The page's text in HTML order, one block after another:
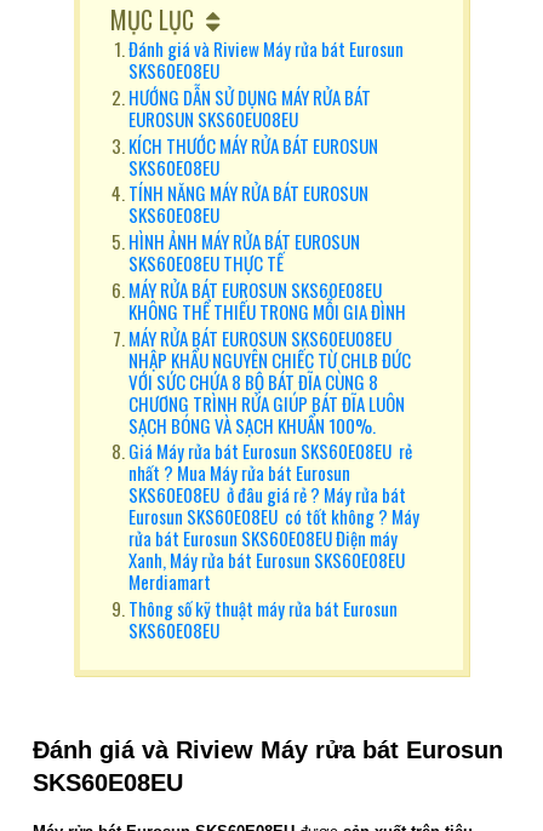
MỤC LỤC
Đánh giá và Riview Máy rửa bát Eurosun
SKS60E08EU
HƯỚNG DẪN SỬ DỤNG MÁY RỬA BÁT
EUROSUN SKS60EU08EU
KÍCH THƯỚC MÁY RỬA BÁT EUROSUN
SKS60E08EU
TÍNH NĂNG MÁY RỬA BÁT EUROSUN
SKS60E08EU
HÌNH ẢNH MÁY RỬA BÁT EUROSUN
SKS60E08EU THỰC TẾ
MÁY RỬA BÁT EUROSUN SKS60E08EU
KHÔNG THỂ THIẾU TRONG MỖI GIA ĐÌNH
MÁY RỬA BÁT EUROSUN SKS60EU08EU
NHẬP KHẨU NGUYÊN CHIẾC TỪ CHLB ĐỨC
VỚI SỨC CHỨA 8 BỘ BÁT ĐĨA CÙNG 8
CHƯƠNG TRÌNH RỬA GIÚP BÁT ĐĨA LUÔN
SẠCH BÓNG VÀ SẠCH KHUẨN 100%.
Giá Máy rửa bát Eurosun SKS60E08EU rẻ
nhất ? Mua Máy rửa bát Eurosun
SKS60E08EU ở đâu giá rẻ ? Máy rửa bát
Eurosun SKS60E08EU có tốt không ? Máy
rửa bát Eurosun SKS60E08EU Điện máy
Xanh, Máy rửa bát Eurosun SKS60E08EU
Merdiamart
Thông số kỹ thuật máy rửa bát Eurosun
SKS60E08EU
Đánh giá và Riview Máy rửa bát Eurosun
SKS60E08EU